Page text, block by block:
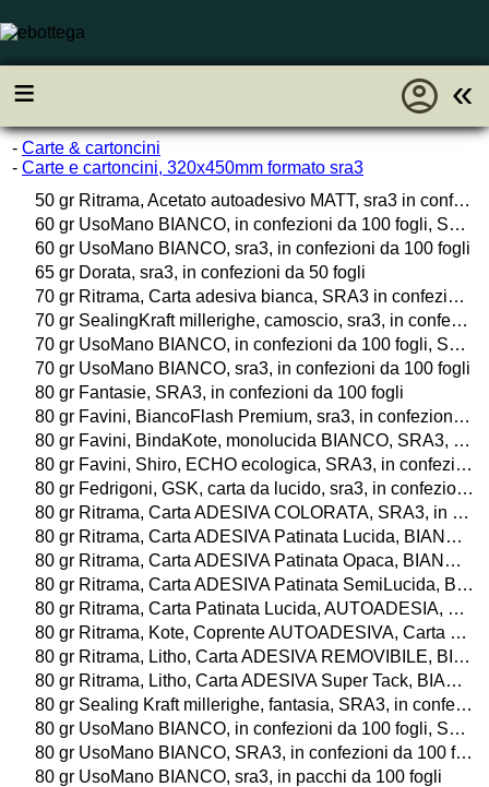
≡ «
account_circle
- Carte & cartoncini
- Carte e cartoncini, 320x450mm formato sra3
50 gr Ritrama, Acetato autoadesivo MATT, sra3 in confezione da 10 fogli
60 gr UsoMano BIANCO, in confezioni da 100 fogli, SRA3
60 gr UsoMano BIANCO, sra3, in confezioni da 100 fogli
65 gr Dorata, sra3, in confezioni da 50 fogli
70 gr Ritrama, Carta adesiva bianca, SRA3 in confezione da 20 fogli
70 gr SealingKraft millerighe, camoscio, sra3, in confezioni da 100 fogli
70 gr UsoMano BIANCO, in confezioni da 100 fogli, SRA3
70 gr UsoMano BIANCO, sra3, in confezioni da 100 fogli
80 gr Fantasie, SRA3, in confezioni da 100 fogli
80 gr Favini, BiancoFlash Premium, sra3, in confezioni da 100 fogli o da 25 buste
80 gr Favini, BindaKote, monolucida BIANCO, SRA3, in confezioni da 100 fogli
80 gr Favini, Shiro, ECHO ecologica, SRA3, in confezioni da 100 fogli
80 gr Fedrigoni, GSK, carta da lucido, sra3, in confezioni da 50 fogli
80 gr Ritrama, Carta ADESIVA COLORATA, SRA3, in confezioni da 20 fogli
80 gr Ritrama, Carta ADESIVA Patinata Lucida, BIANCO, SRA3, in confezioni da 20 fogli
80 gr Ritrama, Carta ADESIVA Patinata Opaca, BIANCO, SRA3, in confezioni da 20 fogli
80 gr Ritrama, Carta ADESIVA Patinata SemiLucida, BIANCO, SRA3, in confezioni da 20 fogli
80 gr Ritrama, Carta Patinata Lucida, AUTOADESIA, SRA3, in confezioni da 20 fogli
80 gr Ritrama, Kote, Coprente AUTOADESIVA, Carta Hi Gloss, SRA3, in confezioni da 20 fogli
80 gr Ritrama, Litho, Carta ADESIVA REMOVIBILE, BIANCA, SRA3, in confezioni da 20fogli
80 gr Ritrama, Litho, Carta ADESIVA Super Tack, BIANCA, SRA3, in confezioni da 20fogli
80 gr Sealing Kraft millerighe, fantasia, SRA3, in confezioni da 100 fogli
80 gr UsoMano BIANCO, in confezioni da 100 fogli, SRA3
80 gr UsoMano BIANCO, SRA3, in confezioni da 100 fogli
80 gr UsoMano BIANCO, sra3, in pacchi da 100 fogli